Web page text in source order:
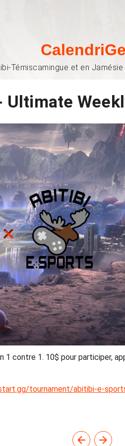
Témiscamingue et en
1 contre 1. 10$ pour participer,
tournament/abitibi-e-